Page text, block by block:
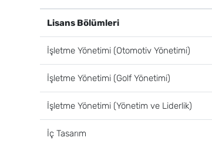
Lisans Bölümleri
İşletme Yönetimi (Otomotiv Yönetimi)
İşletme Yönetimi (Golf Yönetimi)
İşletme Yönetimi (Yönetim ve Liderlik)
İç Tasarım